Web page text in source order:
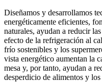
Diseñamos y desarrollamos
energéticamente eficientes,
naturales, ayudan a reducir
efecto de la refrigeración al
frío sostenibles y los
vista energético aumentan la
mesa y, por tanto, ayudan a
desperdicio de alimentos y los